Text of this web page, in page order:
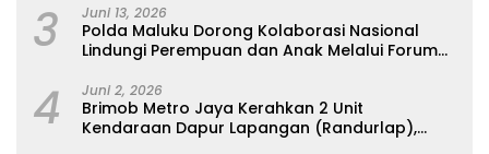
3 Juni 13, 2026
Polda Maluku Dorong Kolaborasi Nasional
Lindungi Perempuan dan Anak Melalui Forum
4 Juni 2, 2026
Brimob Metro Jaya Kerahkan 2 Unit
Kendaraan Dapur Lapangan (Randurlap),